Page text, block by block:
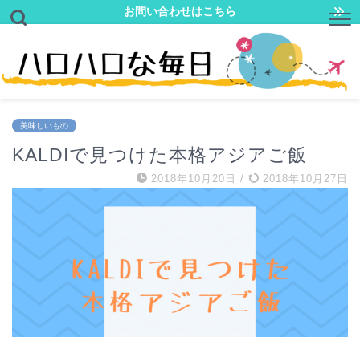
お問い合わせはこちら
美味しいもの
KALDIで見つけた本格アジアご飯
2018年10月20日 / 2018年10月27日